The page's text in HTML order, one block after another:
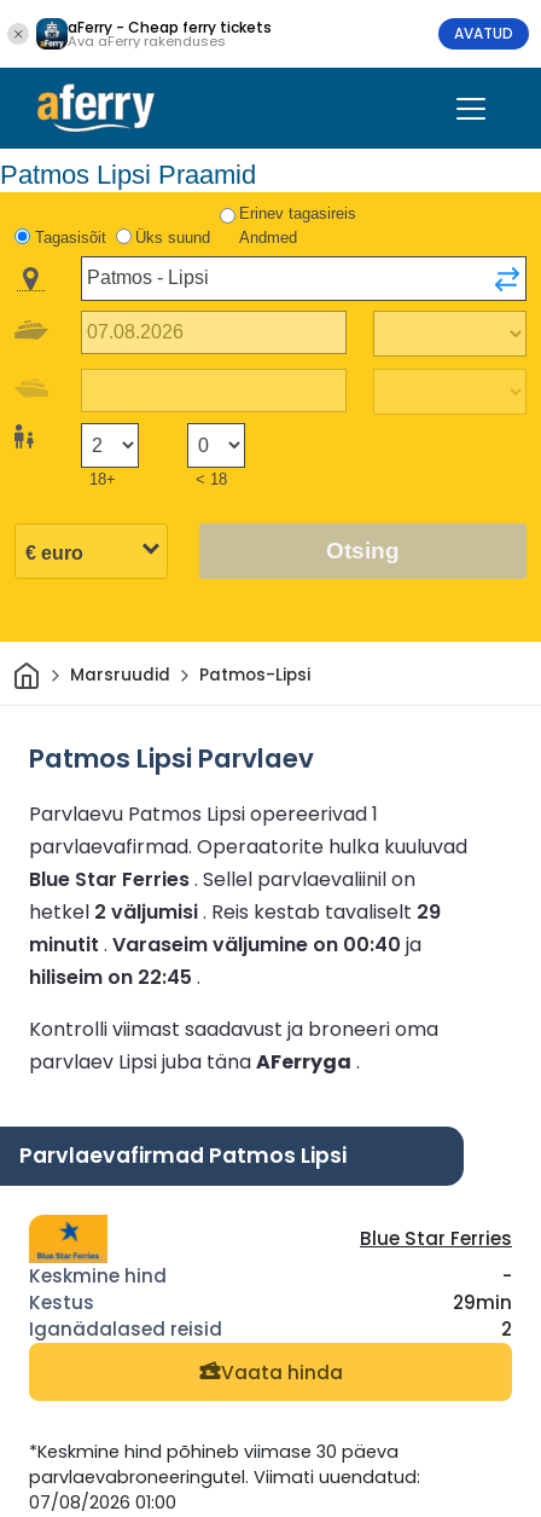
aFerry - Cheap ferry tickets
Ava aFerry rakenduses AVATUD
Patmos Lipsi Praamid
Tagasisõit Üks suund
Erinev tagasireis
Andmed
18+ < 18
Otsing
Avaleht
Marsruudid Patmos-Lipsi
Patmos Lipsi Parvlaev
Parvlaevu Patmos Lipsi opereerivad 1
parvlaevafirmad. Operaatorite hulka kuuluvad
Blue Star Ferries. Sellel parvlaevaliinil on
hetkel 2 väljumisi. Reis kestab tavaliselt 29
minutit . Varaseim väljumine on 00:40 ja
hiliseim on 22:45 .
Kontrolli viimast saadavust ja broneeri oma
parvlaev Lipsi juba tänaAFerryga .
Parvlaevafirmad Patmos Lipsi
Blue Star Ferries
-
29min
2
Vaata hinda
*Keskmine hind põhineb viimase 30 päeva
parvlaevabroneeringutel. Viimati uuendatud:
07/08/2026 01:00